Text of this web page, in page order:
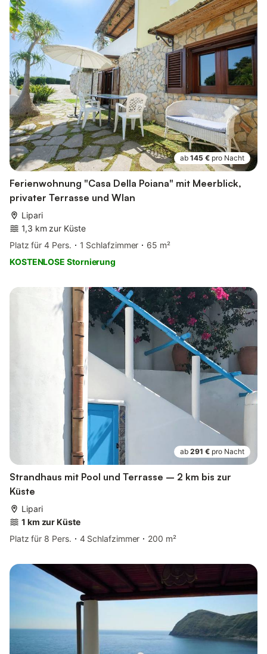
ab 145 € pro Nacht
Ferienwohnung "Casa Della Poiana" mit Meerblick,
privater Terrasse und Wlan
Lipari
1,3 km zur Küste
Platz für 4 Pers.
1 Schlafzimmer
65 m²
KOSTENLOSE Stornierung
ab 291 € pro Nacht
Strandhaus mit Pool und Terrasse – 2 km bis zur
Küste
Lipari
1 km zur Küste
Platz für 8 Pers.
4 Schlafzimmer 200 m²